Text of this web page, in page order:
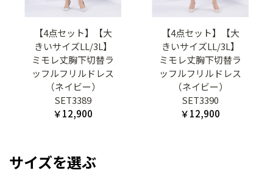
【4点セット】【大
きいサイズLL/3L】
ミモレ丈胸下切替ラ
ッフルフリルドレス
（ネイビー）
SET3389
￥12,900
【4点セット】【大
きいサイズLL/3L】
ミモレ丈胸下切替ラ
ッフルフリルドレス
（ネイビー）
SET3390
￥12,900
サイズを選ぶ